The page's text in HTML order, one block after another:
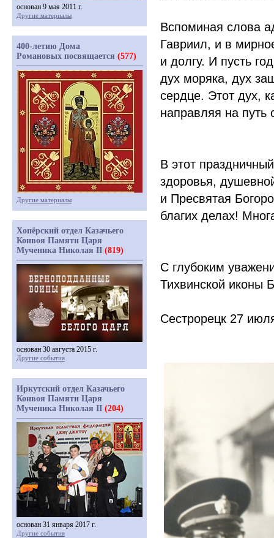
Вспоминая слова
Гавриил, и в
и долгу. И пусть
дух моряка, дух
сердце. Этот дух,
направляя на
В этот
здоровья,
и Пресвятая
благих делах!
С глубоким
Тихвинской иконы
Сестрорецк 27
основан 9 мая 2011 г.
Другие материалы
400-летию Дома
Романовых посвящается (577)
Другие материалы
Хопёрский отдел Казачьего
Конвоя Памяти Царя
Мученика Николая II (819)
основан 30 августа 2015 г.
Другие события
Иркутский отдел Казачьего
Конвоя Памяти Царя
Мученика Николая II (204)
основан 31 января 2017 г.
Другие события